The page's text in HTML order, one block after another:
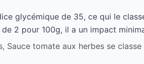
glycémique de 35, ce qui le
2 pour 100g, il a un impact
Sauce tomate aux herbes se